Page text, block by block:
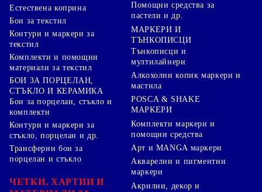
Естествена коприна
Бои за текстил
Контури и маркери за
текстил
Комплекти и помощни
материали за текстил
БОИ ЗА ПОРЦЕЛАН,
СТЪКЛО И КЕРАМИКА
Бои за порцелан, стъкло и
комплекти
Контури и маркери за
стъкло, порцелан и др.
Трансферни бои за
порцелан и стъкло
ЧЕТКИ, ХАРТИИ И
Помощни средства за
пастели и др.
МАРКЕРИ И
ТЪНКОПИСЦИ
Тънкописци и
мултилайнери
Алкохолни копик маркери и
мастила
POSCA & SHAKE
МАРКЕРИ
Комплекти маркери и
помощни средства
Арт и MANGA маркери
Акварелни и пигментни
маркери
Акрилни, декор и